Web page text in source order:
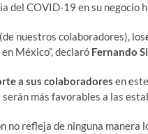
del COVID-19 en su negocio
nuestros colaboradores), los
México”, declaró Fernando
a sus colaboradores en
más favorables a las
no refleja de ninguna manera